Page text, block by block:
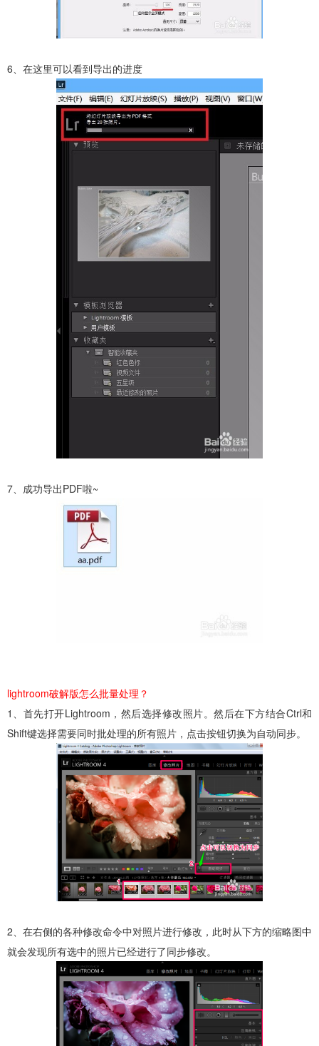
6、在这里可以看到导出的进度
7、成功导出PDF啦~
lightroom破解版怎么批量处理？
1、首先打开Lightroom，然后选择修改照片。然后在下方结合Ctrl和
Shift键选择需要同时批处理的所有照片，点击按钮切换为自动同步。
2、在右侧的各种修改命令中对照片进行修改，此时从下方的缩略图中
就会发现所有选中的照片已经进行了同步修改。